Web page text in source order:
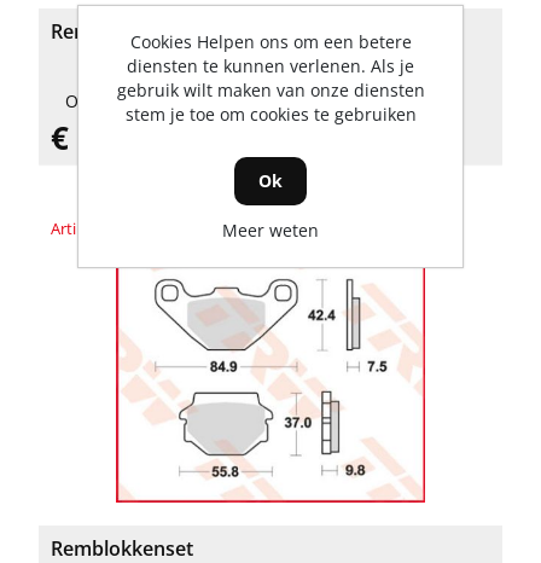
Remblokkenset
Op voorraad
€ 36,55 incl. BTW
Artikelnummer: MCB523SI
Remblokkenset
Cookies Helpen ons om een betere
diensten te kunnen verlenen. Als je
gebruik wilt maken van onze diensten
stem je toe om cookies te gebruiken
Ok
Meer weten